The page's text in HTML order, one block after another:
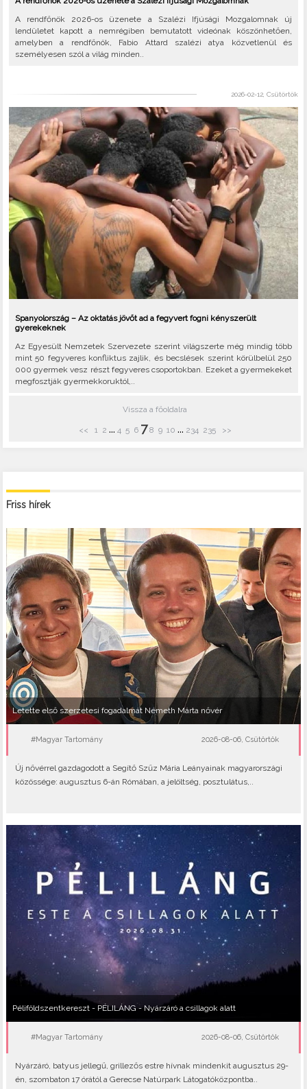
A rendfőnök 2026-os üzenete a Szalézi Ifjúsági Mozgalomnak új
lendületet kapott a nemrégiben bemutatott videónak köszönhetően,
amelyben a rendfőnök, Fabio Attard szalézi atya közvetlenül és
személyesen szól a világ minden..
2026-02-12, Csütörtök
Spanyolország – Az oktatás jövőt ad a fegyvert fogni kényszerült
gyerekeknek
Az Egyesült Nemzetek Szervezete szerint világszerte még mindig több
mint 50 fegyveres konfliktus zajlik, és becslések szerint körülbelül 250
000 gyermek vesz részt fegyveres csoportokban. Ezeket a gyermekeket
megfosztják gyermekkoruktól,..
Vissza a főoldalra
<< 1 2 ... 4 5 6 7 8 9 10 ... 234 235 >>
Friss hírek
Letette első szerzetesi fogadalmát Németh Márta nővér
#Magyar Tartomány 2026-08-06, Csütörtök
Új nővérrel gazdagodott a Segítő Szűz Mária Leányainak magyarországi
közössége: augusztus 6-án Rómában, a jelöltség, posztulátus,..
Péliföldszentkereszt - PÉLILÁNG - Nyárzáró a csillagok alatt
#Magyar Tartomány 2026-08-06, Csütörtök
Nyárzáró, batyus jellegű, grillezős estre hívnak mindenkit augusztus 29-
én, szombaton 17 órától a Gerecse Natúrpark Látogatóközpontba..